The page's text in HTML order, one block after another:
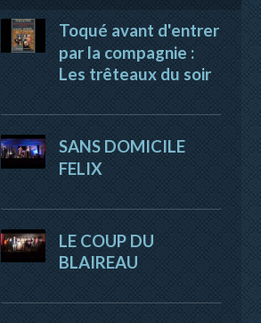
Toqué avant d'entrer
par la compagnie :
Les trêteaux du soir
SANS DOMICILE
FELIX
LE COUP DU
BLAIREAU